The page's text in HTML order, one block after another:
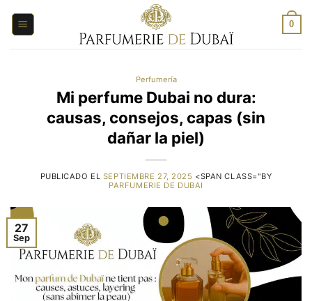
0
Perfumería
Mi perfume Dubai no dura:
causas, consejos, capas (sin
dañar la piel)
PUBLICADO EL SEPTIEMBRE 27, 2025 <SPAN CLASS="BY
PARFUMERIE DE DUBAI
27
Sep